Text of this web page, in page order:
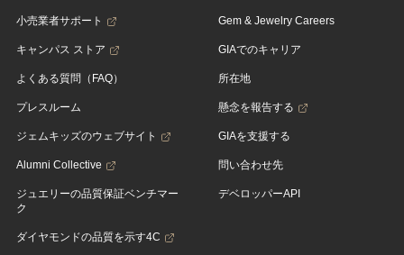
小売業者サポート
キャンパス ストア
よくある質問（FAQ）
プレスルーム
ジェムキッズのウェブサイト
Alumni Collective
ジュエリーの品質保証ベンチマー
ク
ダイヤモンドの品質を示す4C
Gem & Jewelry Careers
GIAでのキャリア
所在地
懸念を報告する
GIAを支援する
問い合わせ先
デベロッパーAPI